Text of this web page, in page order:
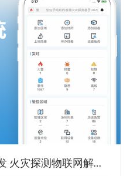
及水泵系统起着关键的排水
物联网测控终端设备、监控
火灾探测和预防系统开发 火灾探测物联网解决方案